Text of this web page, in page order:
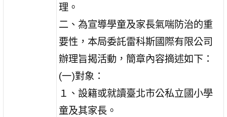
理。
二、為宣導學童及家長氣喘防治的重
要性，本局委託雷科斯國際有限公司
辦理旨揭活動，簡章內容摘述如下：
(一)對象：
１、設籍或就讀臺北市公私立國小學
童及其家長。